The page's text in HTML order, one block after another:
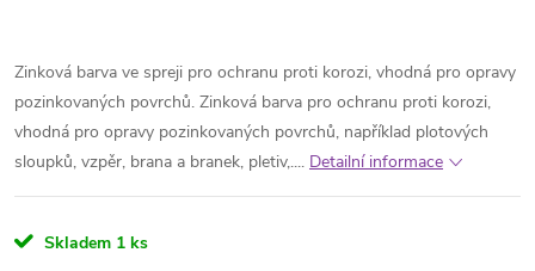
Zinková barva ve spreji pro ochranu proti korozi, vhodná pro opravy
pozinkovaných povrchů. Zinková barva pro ochranu proti korozi,
vhodná pro opravy pozinkovaných povrchů, například plotových
sloupků, vzpěr, brana a branek, pletiv,.... Detailní informace
Skladem 1 ks